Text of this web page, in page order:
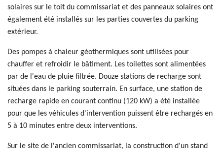
solaires sur le toit du commissariat et des panneaux solaires ont
également été installés sur les parties couvertes du parking
extérieur.
Des pompes à chaleur géothermiques sont utilisées pour
chauffer et refroidir le bâtiment. Les toilettes sont alimentées
par de l'eau de pluie filtrée. Douze stations de recharge sont
situées dans le parking souterrain. En surface, une station de
recharge rapide en courant continu (120 kW) a été installée
pour que les véhicules d'intervention puissent être rechargés en
5 à 10 minutes entre deux interventions.
Sur le site de l'ancien commissariat, la construction d'un stand